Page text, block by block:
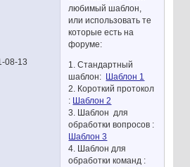
08-13
любимый шаблон,
или использовать те
которые есть на
форуме:
1. Стандартный
шаблон: Шаблон 1
2. Короткий протокол
: Шаблон 2
3. Шаблон для
обработки вопросов :
Шаблон 3
4. Шаблон для
обработки команд :